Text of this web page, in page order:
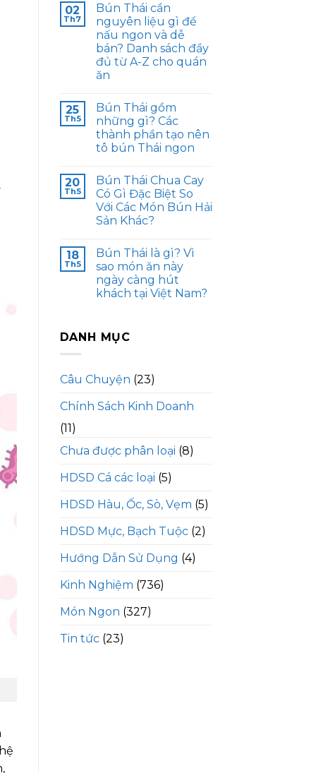
02
Th7
Bún Thái cần
nguyên liệu gì để
nấu ngon và dễ
bán? Danh sách đầy
đủ từ A-Z cho quán
ăn
25
Th5
Bún Thái gồm
những gì? Các
thành phần tạo nên
tô bún Thái ngon
20
Th5
Bún Thái Chua Cay
Có Gì Đặc Biệt So
Với Các Món Bún Hải
Sản Khác?
18
Th5
Bún Thái là gì? Vì
sao món ăn này
ngày càng hút
khách tại Việt Nam?
DANH MỤC
Câu Chuyện (23)
Chính Sách Kinh Doanh
(11)
Chưa được phân loại (8)
HDSD Cá các loại (5)
HDSD Hàu, Ốc, Sò, Vẹm (5)
HDSD Mực, Bạch Tuộc(2)
Hướng Dẫn Sử Dụng (4)
Kinh Nghiệm (736)
Món Ngon (327)
Tin tức(23)